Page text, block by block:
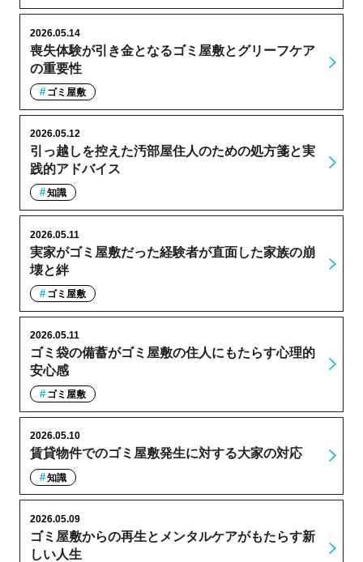
喪失体験が引き金となるゴミ屋敷とグリーフケア
の重要性
2026.05.14
ゴミ屋敷
引っ越しを控えた汚部屋住人のための処方箋と実
践的アドバイス
2026.05.12
知識
実家がゴミ屋敷だった経験者が直面した家族の崩
壊と絆
2026.05.11
ゴミ屋敷
ゴミ袋の備蓄がゴミ屋敷の住人にもたらす心理的
安心感
2026.05.11
ゴミ屋敷
賃貸物件でのゴミ屋敷発生に対する大家の対応
2026.05.10
知識
ゴミ屋敷からの再生とメンタルケアがもたらす新
しい人生
2026.05.09